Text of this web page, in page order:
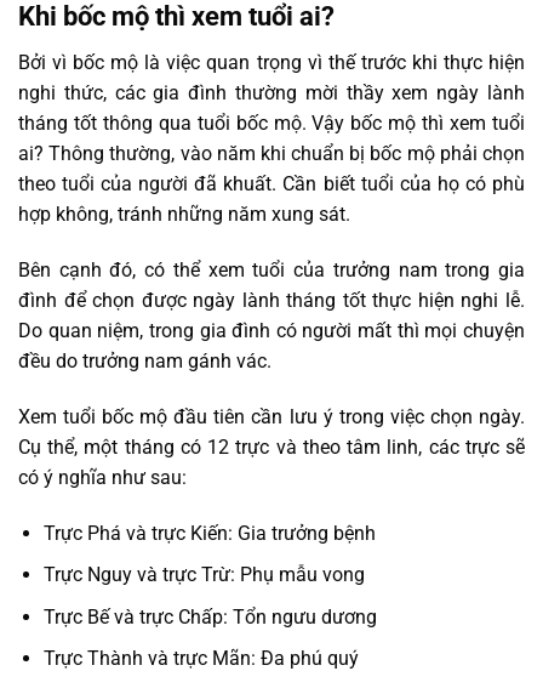
Khi bốc mộ thì xem tuổi ai?
Bởi vì bốc mộ là việc quan trọng vì thế trước khi thực hiện
nghi thức, các gia đình thường mời thầy xem ngày lành
tháng tốt thông qua tuổi bốc mộ. Vậy bốc mộ thì xem tuổi
ai? Thông thường, vào năm khi chuẩn bị bốc mộ phải chọn
theo tuổi của người đã khuất. Cần biết tuổi của họ có phù
hợp không, tránh những năm xung sát.
Bên cạnh đó, có thể xem tuổi của trưởng nam trong gia
đình để chọn được ngày lành tháng tốt thực hiện nghi lễ.
Do quan niệm, trong gia đình có người mất thì mọi chuyện
đều do trưởng nam gánh vác.
Xem tuổi bốc mộ đầu tiên cần lưu ý trong việc chọn ngày.
Cụ thể, một tháng có 12 trực và theo tâm linh, các trực sẽ
có ý nghĩa như sau:
Trực Phá và trực Kiến: Gia trưởng bệnh
Trực Nguy và trực Trừ: Phụ mẫu vong
Trực Bế và trực Chấp: Tổn ngưu dương
Trực Thành và trực Mãn: Đa phú quý